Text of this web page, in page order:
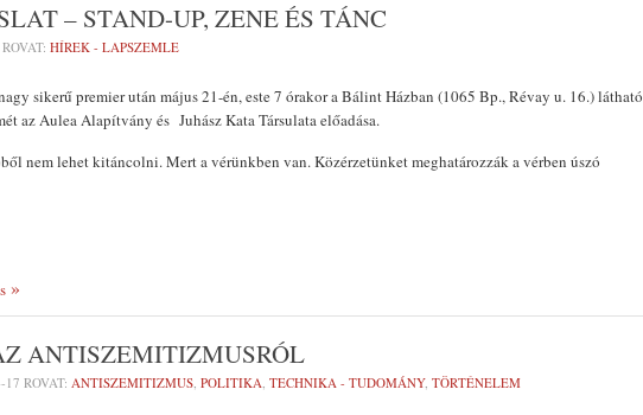
– STAND-UP, ZENE ÉS TÁNC
ROVAT: HÍREK - LAPSZEMLE
sikerű premier után május 21-én, este 7 órakor a Bálint Házban (1065 Bp., Révay u. 16.) látható
az Aulea Alapítvány és Juhász Kata Társulata előadása.
nem lehet kitáncolni. Mert a vérünkben van. Közérzetünket meghatározzák a vérben úszó
ANTISZEMITIZMUSRÓL
17 ROVAT: ANTISZEMITIZMUS, POLITIKA, TECHNIKA - TUDOMÁNY, TÖRTÉNELEM